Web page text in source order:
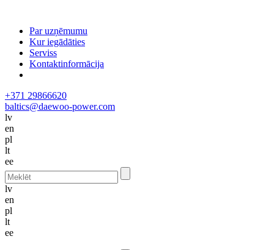
Par uzņēmumu
Kur iegādāties
Serviss
Kontaktinformācija
+371 29866620
baltics@daewoo-power.com
lv
en
pl
lt
ee
lv
en
pl
lt
ee